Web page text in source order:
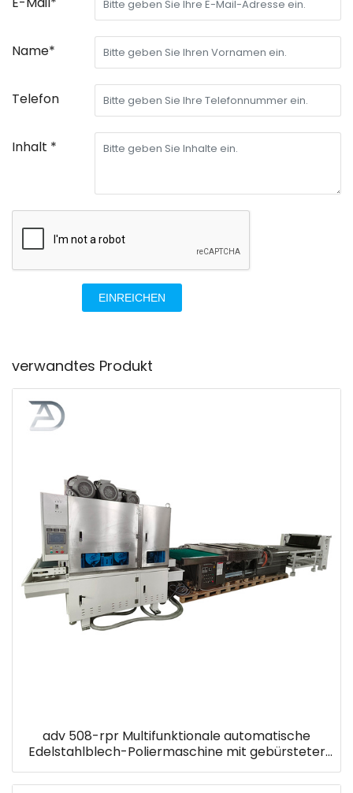
Name*
Telefon
Inhalt *
EINREICHEN
verwandtes Produkt
adv 508-rpr Multifunktionale automatische
Edelstahlblech-Poliermaschine mit gebürsteter
Oberfläche